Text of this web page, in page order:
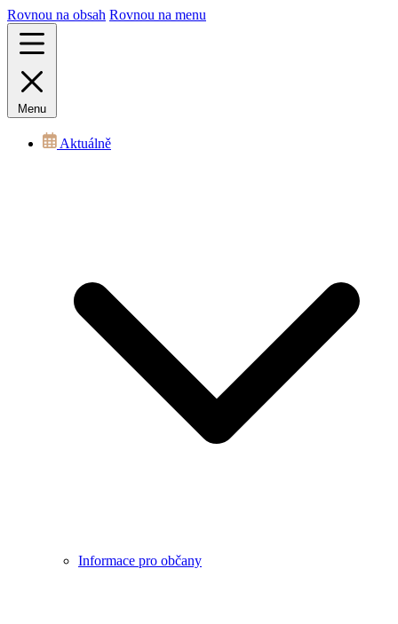
Rovnou na obsah Rovnou na menu
Menu
Aktuálně
Informace pro občany